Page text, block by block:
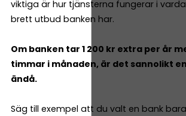
viktiga är hur tjänsterna fungerar i
brett utbud banken har.
Om banken tar 1 200 kr extra per år
timmar i månaden, är det sannolikt
ändå.
Säg till exempel att du valt en bank